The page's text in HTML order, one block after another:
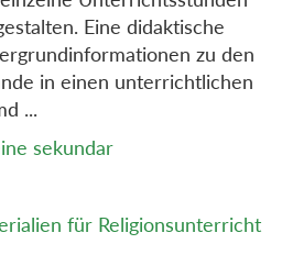
Eine didaktische
zu den
in einen unterrichtlichen
...
sekundar
für Religionsunterricht